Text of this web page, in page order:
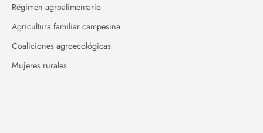
Régimen agroalimentario
Agricultura familiar campesina
Coaliciones agroecológicas
Mujeres rurales